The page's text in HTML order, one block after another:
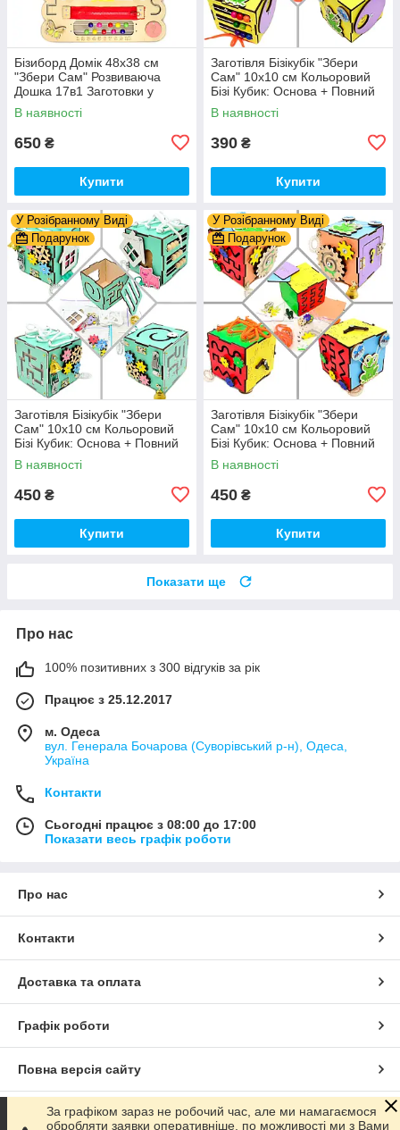
Бізиборд Домік 48x38 см
"Збери Сам" Розвиваюча
Дошка 17в1 Заготовки у
Разобранному вигляді +
Деталі та Фарба
В наявності
650 ₴
Купити
Заготівля Бізікубік "Збери
Сам" 10х10 см Кольоровий
Бізі Кубик: Основа + Повний
Комплект (в Розібраному
Виді) Кубік Бізи, Жовтий
В наявності
390 ₴
Купити
У Розібранному Виді
Подарунок
Заготівля Бізікубік "Збери
Сам" 10х10 см Кольоровий
Бізі Кубик: Основа + Повний
Комплект (в Розібраному
Виді) Кубік Бізи, Бірюза
В наявності
450 ₴
Купити
У Розібранному Виді
Подарунок
Заготівля Бізікубік "Збери
Сам" 10х10 см Кольоровий
Бізі Кубик: Основа + Повний
Комплект (в Розібраному
Виді) Кубік Бізи, Різнокол
В наявності
450 ₴
Купити
Показати ще
Про нас
100% позитивних з 300 відгуків за рік
Працює з 25.12.2017
м. Одеса
вул. Генерала Бочарова (Суворівський р-н), Одеса,
Україна
Контакти
Сьогодні працює з 08:00 до 17:00
Показати весь графік роботи
Про нас
Контакти
Доставка та оплата
Графік роботи
Повна версія сайту
Сайт створено на маркетплейсіProm.ua
За графіком зараз не робочий час, але ми намагаємося
обробляти заявки оперативніше, по можливості ми з Вами